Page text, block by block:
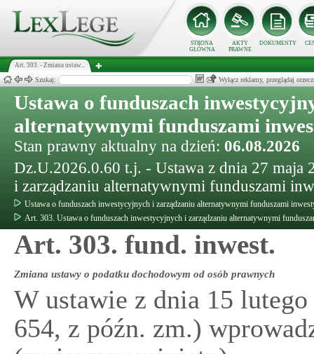
STRONA
GŁÓWNA
AKTY
PRAWNE
DOKUMENTY
Art. 303. - Zmiana ustaw...
Szukaj: Wyłącz reklamy, przeglądaj
Ustawa o funduszach
alternatywnymi funduszami
Stan prawny aktualny na dzień: 06.08.2026
Dz.U.2026.0.60 t.j. - Ustawa z dnia 27 maja
i zarządzaniu alternatywnymi funduszami
Ustawa o funduszach inwestycyjnych i zarządzaniu alternatywnymi funduszami
Art. 303. Ustawa o funduszach inwestycyjnych i zarządzaniu alternatywnymi
Art. 303. fund. inwest.
Zmiana ustawy o podatku dochodowym od osób prawnych
W ustawie z dnia 15
654, z późn. zm.)